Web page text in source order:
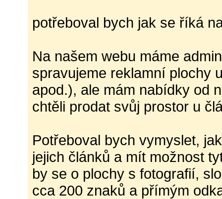
potřeboval bych jak se říká
Na našem webu máme
spravujeme reklamní plochy
apod.), ale mám nabídky od
chtěli prodat svůj prostor u
Potřeboval bych vymyslet,
jejich článků a mít možnost
by se o plochy s fotografií,
cca 200 znaků a přímým